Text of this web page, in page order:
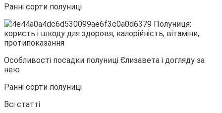
Ранні сорти полуниці
Особливості посадки полуниці Єлизавета і догляду за
нею
Ранні сорти полуниці
Всі статті